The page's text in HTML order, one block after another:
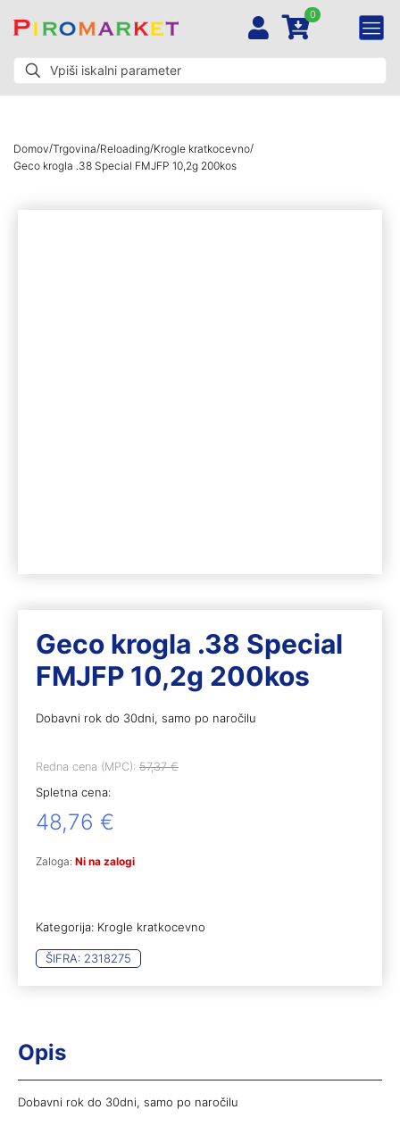
0
Domov/Trgovina/Reloading/Krogle kratkocevno/
Geco krogla .38 Special FMJFP 10,2g 200kos
Geco krogla .38 Special
FMJFP 10,2g 200kos
Dobavni rok do 30dni, samo po naročilu
Redna cena (MPC): 57,37€
Spletna cena:
48,76 €
Zaloga: Ni na zalogi
Kategorija: Krogle kratkocevno
ŠIFRA: 2318275
Opis
Dobavni rok do 30dni, samo po naročilu